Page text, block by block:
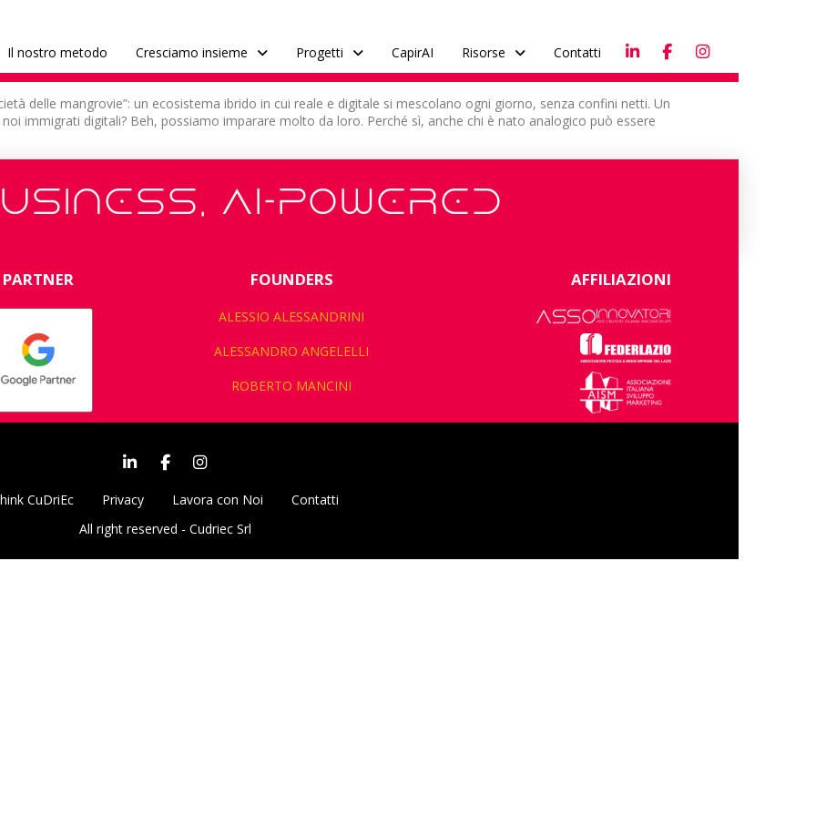
Il nostro metodo Cresciamo insieme Progetti CapirAI Risorse Contatti
delle mangrovie”: un ecosistema ibrido in cui reale e digitale si mescolano ogni giorno, senza confini netti. Un
immigrati digitali? Beh, possiamo imparare molto da loro. Perché sì, anche chi è nato analogico può essere
AI-POWERED
PARTNER FOUNDERS
ALESSIO ALESSANDRINI
ALESSANDRO ANGELELLI
ROBERTO MANCINI
AFFILIAZIONI
CuDriEc Privacy Lavora con Noi
Contatti
All right reserved - Cudriec Srl